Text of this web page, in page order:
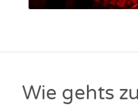
Wie gehts